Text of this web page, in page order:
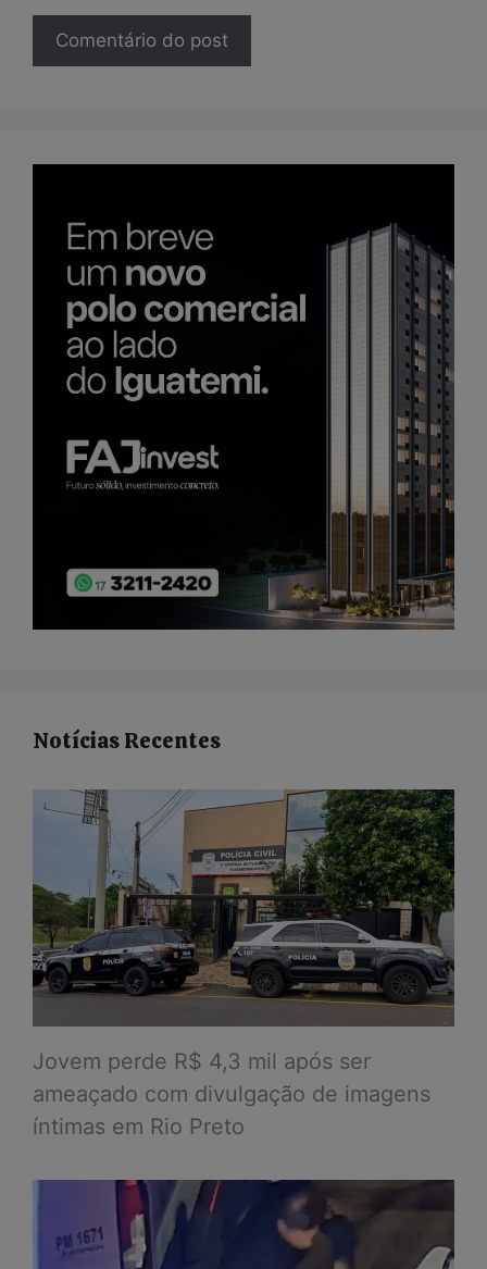
Notícias Recentes
Jovem perde R$ 4,3 mil após ser
ameaçado com divulgação de imagens
íntimas em Rio Preto